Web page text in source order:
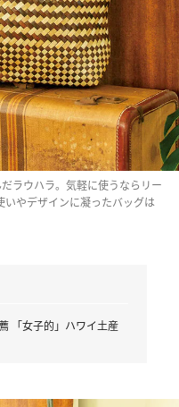
ラウハラ。気軽に使うならリー
いやデザインに凝ったバッグは
「女子的」ハワイ土産